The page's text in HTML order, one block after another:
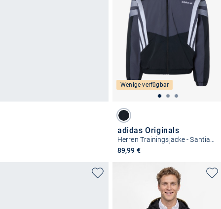
Wenige verfügbar
adidas Originals
89,99 €